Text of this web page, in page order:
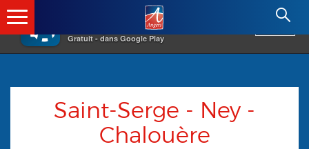
×
Gratuit - dans Google Play
Angers.fr : Retour à l'accueil
Saint-Serge - Ney -
Chalouère